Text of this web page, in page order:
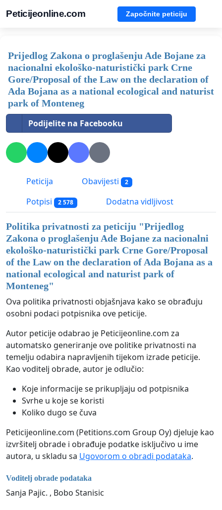
Peticijeonline.com Započnite peticiju
Prijedlog Zakona o proglašenju Ade Bojane za
nacionalni ekološko-naturistički park Crne
Gore/Proposal of the Law on the declaration of
Ada Bojana as a national ecological and naturist
park of Monteneg
Podijelite na Facebooku
Peticija Obavijesti 2
Potpisi 2 578 Dodatna vidljivost
Politika privatnosti za peticiju "Prijedlog
Zakona o proglašenju Ade Bojane za nacionalni
ekološko-naturistički park Crne Gore/Proposal
of the Law on the declaration of Ada Bojana as a
national ecological and naturist park of
Monteneg"
Ova politika privatnosti objašnjava kako se obrađuju
osobni podaci potpisnika ove peticije.
Autor peticije odabrao je Peticijeonline.com za
automatsko generiranje ove politike privatnosti na
temelju odabira napravljenih tijekom izrade peticije.
Kao voditelj obrade, autor je odlučio:
Koje informacije se prikupljaju od potpisnika
Svrhe u koje se koristi
Koliko dugo se čuva
Peticijeonline.com (Petitions.com Group Oy) djeluje kao
izvršitelj obrade i obrađuje podatke isključivo u ime
autora, u skladu sa Ugovorom o obradi podataka.
Voditelj obrade podataka
Sanja Pajic. , Bobo Stanisic